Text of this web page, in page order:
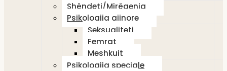
Shëndeti/Mirëqenia
Psikologjia gjinore
Seksualiteti
Femrat
Meshkujt
Psikologjia speciale